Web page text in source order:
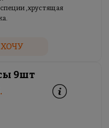
,хрустящая
ХОЧУ
9шт